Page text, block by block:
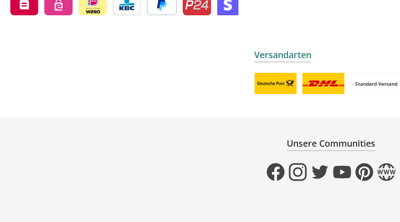
Versandarten
Standard Versand
Unsere Communities
FacebookInstagramTwitterYouTubePinterestWebsite